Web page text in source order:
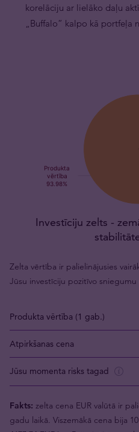
korelāciju ar lielāko daļu
„Buffalo” kalpo kā portfeļa
Investīciju zelts -
Zelta vērtība ir palielinājusies
Jūsu investīciju pozitīvo
Produkta vērtība (1 gab.)
Atpirkšanas cena
Jūsu momenta risks tagad
Fakts: zelta cena EUR valūtā ir
gadu laikā. Viszemākā cena bija